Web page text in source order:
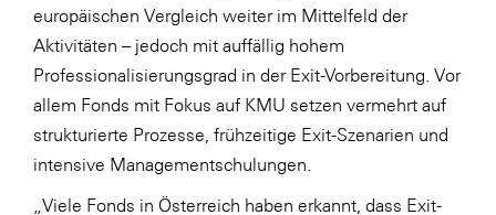
europäischen Vergleich weiter im Mittelfeld der
Aktivitäten – jedoch mit auffällig hohem
Professionalisierungsgrad in der Exit-Vorbereitung. Vor
allem Fonds mit Fokus auf KMU setzen vermehrt auf
strukturierte Prozesse, frühzeitige Exit-Szenarien und
intensive Managementschulungen.
„Viele Fonds in Österreich haben erkannt, dass Exit-